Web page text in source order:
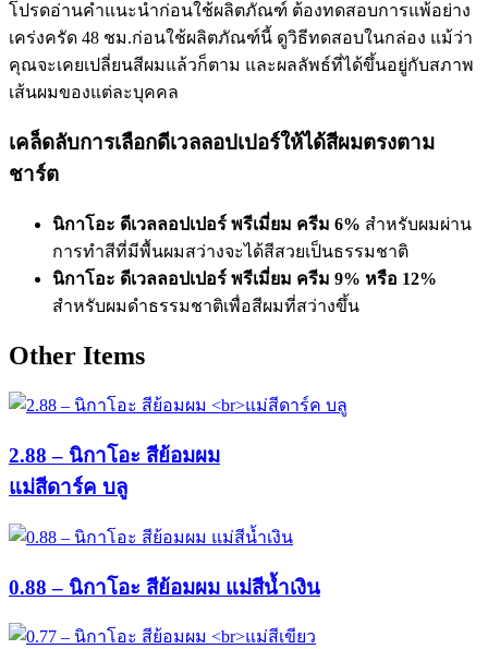
โปรดอ่านคำแนะนำก่อนใช้ผลิตภัณฑ์ ต้องทดสอบการแพ้อย่าง
เคร่งครัด 48 ชม.ก่อนใช้ผลิตภัณฑ์นี้ ดูวิธีทดสอบในกล่อง แม้ว่า
คุณจะเคยเปลี่ยนสีผมแล้วก็ตาม และผลลัพธ์ที่ได้ขึ้นอยู่กับสภาพ
เส้นผมของแต่ละบุคคล
เคล็ดลับการเลือกดีเวลลอปเปอร์ให้ได้สีผมตรงตาม
ชาร์ต
นิกาโอะ ดีเวลลอปเปอร์ พรีเมี่ยม ครีม 6% สำหรับผมผ่าน
การทำสีที่มีพื้นผมสว่างจะได้สีสวยเป็นธรรมชาติ
นิกาโอะ ดีเวลลอปเปอร์ พรีเมี่ยม ครีม 9% หรือ 12%
สำหรับผมดำธรรมชาติเพื่อสีผมที่สว่างขึ้น
Other Items
2.88 – นิกาโอะ สีย้อมผม
แม่สีดาร์ค บลู
0.88 – นิกาโอะ สีย้อมผม แม่สีน้ำเงิน